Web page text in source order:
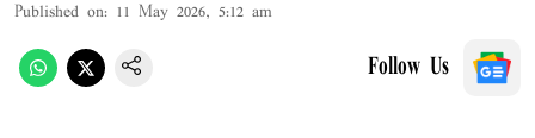
Published on: 11 May 2026, 5:12 am
Follow Us